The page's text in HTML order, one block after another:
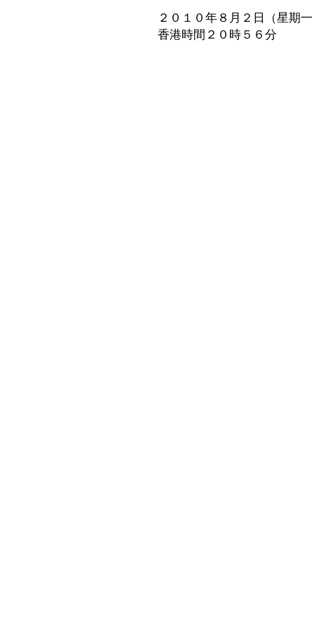
２０１０年８月２日（星期
香港時間２０時５６分